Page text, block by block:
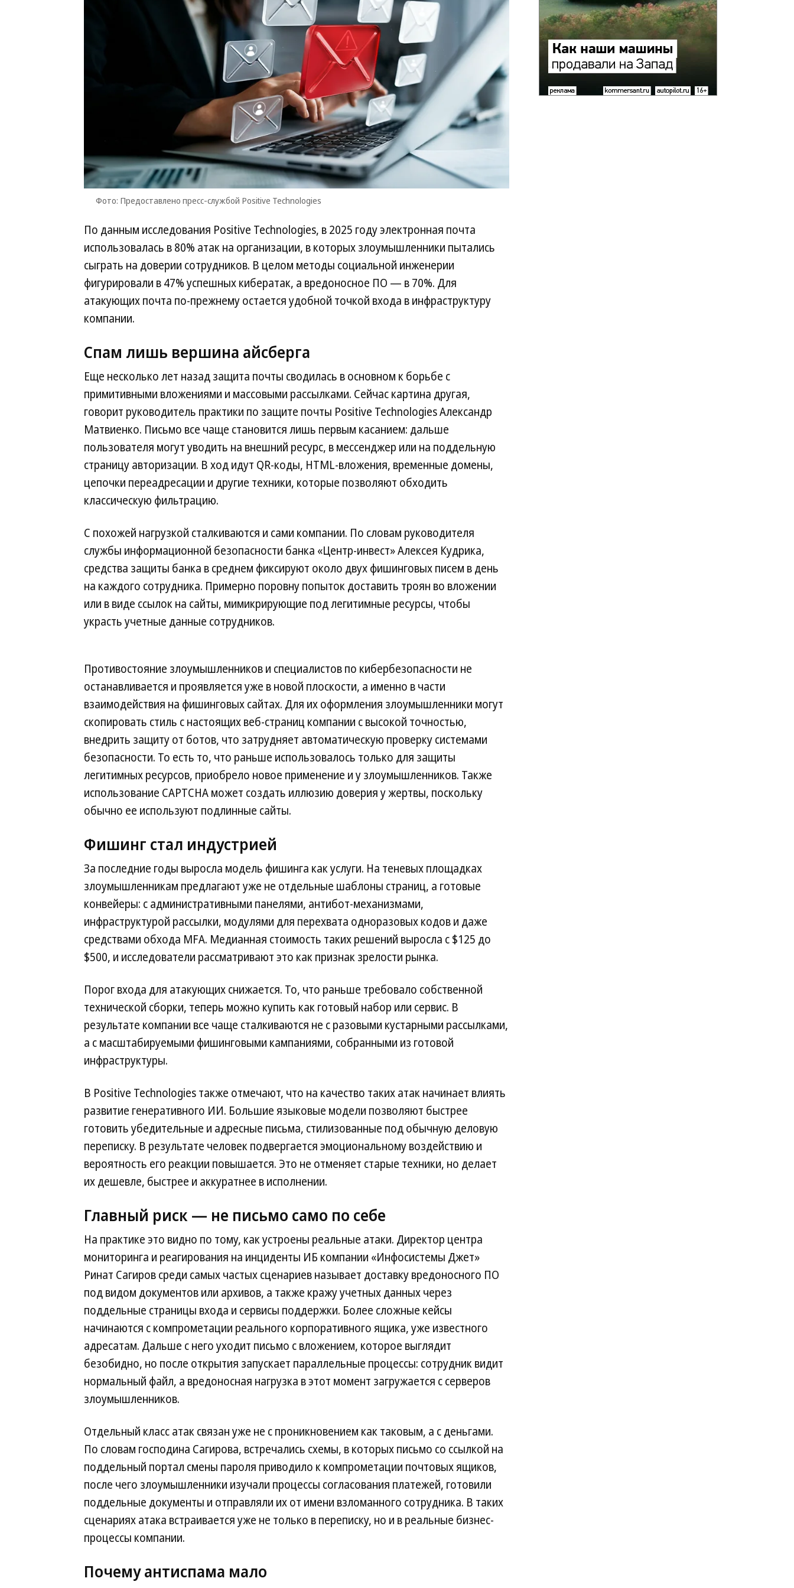
Фото: Предоставлено пресс-службой Positive Technologies
Предоставлено
пресс-
службой
Positive
Technologies
По данным исследования Positive Technologies, в 2025 году электронная почта
использовалась в 80% атак на организации, в которых злоумышленники пытались
сыграть на доверии сотрудников. В целом методы социальной инженерии
фигурировали в 47% успешных кибератак, а вредоносное ПО — в 70%. Для
атакующих почта по-прежнему остается удобной точкой входа в инфраструктуру
компании.
Спам лишь вершина айсберга
Еще несколько лет назад защита почты сводилась в основном к борьбе с
примитивными вложениями и массовыми рассылками. Сейчас картина другая,
говорит руководитель практики по защите почты Positive Technologies Александр
Матвиенко. Письмо все чаще становится лишь первым касанием: дальше
пользователя могут уводить на внешний ресурс, в мессенджер или на поддельную
страницу авторизации. В ход идут QR-коды, HTML-вложения, временные домены,
цепочки переадресации и другие техники, которые позволяют обходить
классическую фильтрацию.
С похожей нагрузкой сталкиваются и сами компании. По словам руководителя
службы информационной безопасности банка «Центр-инвест» Алексея Кудрика,
средства защиты банка в среднем фиксируют около двух фишинговых писем в день
на каждого сотрудника. Примерно поровну попыток доставить троян во вложении
или в виде ссылок на сайты, мимикрирующие под легитимные ресурсы, чтобы
украсть учетные данные сотрудников.
Противостояние злоумышленников и специалистов по кибербезопасности не
останавливается и проявляется уже в новой плоскости, а именно в части
взаимодействия на фишинговых сайтах. Для их оформления злоумышленники могут
скопировать стиль с настоящих веб-страниц компании с высокой точностью,
внедрить защиту от ботов, что затрудняет автоматическую проверку системами
безопасности. То есть то, что раньше использовалось только для защиты
легитимных ресурсов, приобрело новое применение и у злоумышленников. Также
использование CAPTCHA может создать иллюзию доверия у жертвы, поскольку
обычно ее используют подлинные сайты.
Фишинг стал индустрией
За последние годы выросла модель фишинга как услуги. На теневых площадках
злоумышленникам предлагают уже не отдельные шаблоны страниц, а готовые
конвейеры: с административными панелями, антибот-механизмами,
инфраструктурой рассылки, модулями для перехвата одноразовых кодов и даже
средствами обхода MFA. Медианная стоимость таких решений выросла с $125 до
$500, и исследователи рассматривают это как признак зрелости рынка.
Порог входа для атакующих снижается. То, что раньше требовало собственной
технической сборки, теперь можно купить как готовый набор или сервис. В
результате компании все чаще сталкиваются не с разовыми кустарными рассылками,
а с масштабируемыми фишинговыми кампаниями, собранными из готовой
инфраструктуры.
В Positive Technologies также отмечают, что на качество таких атак начинает влиять
развитие генеративного ИИ. Большие языковые модели позволяют быстрее
готовить убедительные и адресные письма, стилизованные под обычную деловую
переписку. В результате человек подвергается эмоциональному воздействию и
вероятность его реакции повышается. Это не отменяет старые техники, но делает
их дешевле, быстрее и аккуратнее в исполнении.
Главный риск — не письмо само по себе
На практике это видно по тому, как устроены реальные атаки. Директор центра
мониторинга и реагирования на инциденты ИБ компании «Инфосистемы Джет»
Ринат Сагиров среди самых частых сценариев называет доставку вредоносного ПО
под видом документов или архивов, а также кражу учетных данных через
поддельные страницы входа и сервисы поддержки. Более сложные кейсы
начинаются с компрометации реального корпоративного ящика, уже известного
адресатам. Дальше с него уходит письмо с вложением, которое выглядит
безобидно, но после открытия запускает параллельные процессы: сотрудник видит
нормальный файл, а вредоносная нагрузка в этот момент загружается с серверов
злоумышленников.
Отдельный класс атак связан уже не с проникновением как таковым, а с деньгами.
По словам господина Сагирова, встречались схемы, в которых письмо со ссылкой на
поддельный портал смены пароля приводило к компрометации почтовых ящиков,
после чего злоумышленники изучали процессы согласования платежей, готовили
поддельные документы и отправляли их от имени взломанного сотрудника. В таких
сценариях атака встраивается уже не только в переписку, но и в реальные бизнес-
процессы компании.
Почему антиспама мало